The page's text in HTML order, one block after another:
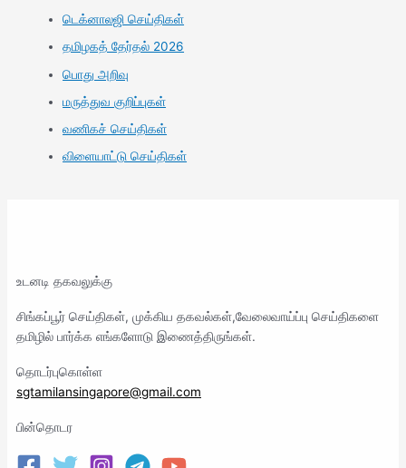
டெக்னாலஜி செய்திகள்
தமிழகத் தேர்தல் 2026
பொது அறிவு
மருத்துவ குறிப்புகள்
வணிகச் செய்திகள்
விளையாட்டு செய்திகள்
உடனடி தகவலுக்கு
சிங்கப்பூர் செய்திகள், முக்கிய தகவல்கள்,வேலைவாய்ப்பு செய்திகளை
தமிழில் பார்க்க எங்களோடு இணைத்திருங்கள்.
தொடர்புகொள்ள
sgtamilansingapore@gmail.com
பின்தொடர